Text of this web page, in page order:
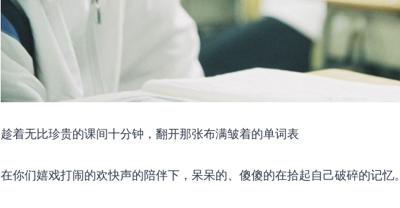
趁着无比珍贵的课间十分钟，翻开那张布满皱着的单词表
在你们嬉戏打闹的欢快声的陪伴下，呆呆的、傻傻的在拾起自己破碎的记忆。